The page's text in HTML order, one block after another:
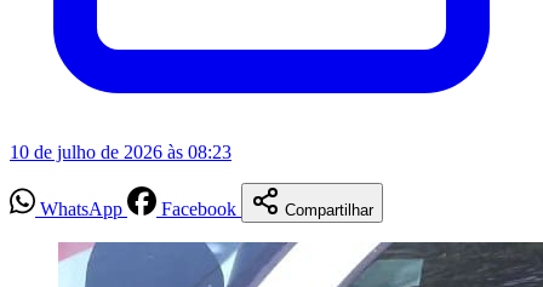
10 de julho de 2026 às 08:23
WhatsApp Facebook Compartilhar